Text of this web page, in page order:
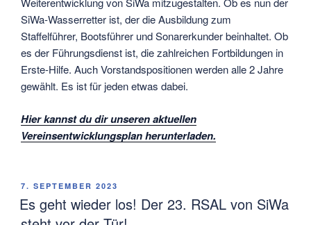
SiWa-Wasserretter ist, der die Ausbildung zum
Staffelführer, Bootsführer und Sonarerkunder beinhaltet. Ob
es der Führungsdienst ist, die zahlreichen Fortbildungen in
Erste-Hilfe. Auch Vorstandspositionen werden alle 2 Jahre
gewählt. Es ist für jeden etwas dabei.
Hier kannst du dir unseren aktuellen
Vereinsentwicklungsplan herunterladen.
VERÖFFENTLICHT
AM
7. SEPTEMBER 2023
Es geht wieder los! Der 23. RSAL von SiWa